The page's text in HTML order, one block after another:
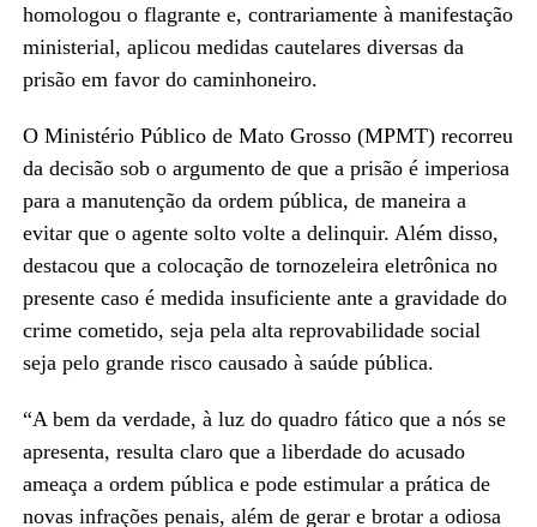
homologou o flagrante e, contrariamente à manifestação
ministerial, aplicou medidas cautelares diversas da
prisão em favor do caminhoneiro.
O Ministério Público de Mato Grosso (MPMT) recorreu
da decisão sob o argumento de que a prisão é imperiosa
para a manutenção da ordem pública, de maneira a
evitar que o agente solto volte a delinquir. Além disso,
destacou que a colocação de tornozeleira eletrônica no
presente caso é medida insuficiente ante a gravidade do
crime cometido, seja pela alta reprovabilidade social
seja pelo grande risco causado à saúde pública.
“A bem da verdade, à luz do quadro fático que a nós se
apresenta, resulta claro que a liberdade do acusado
ameaça a ordem pública e pode estimular a prática de
novas infrações penais, além de gerar e brotar a odiosa